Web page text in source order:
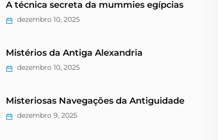
A técnica secreta da mummies egípcias
dezembro 10, 2025
Mistérios da Antiga Alexandria
dezembro 10, 2025
Misteriosas Navegações da Antiguidade
dezembro 9, 2025